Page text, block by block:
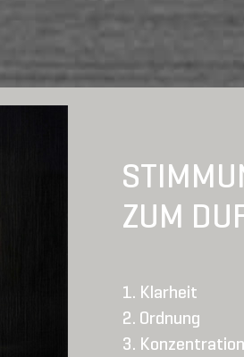
ZUM
Klarheit
Ordnung
Konzentration